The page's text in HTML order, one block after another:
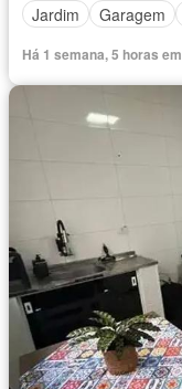
Jardim
Garagem
Há 1 semana, 5 horas